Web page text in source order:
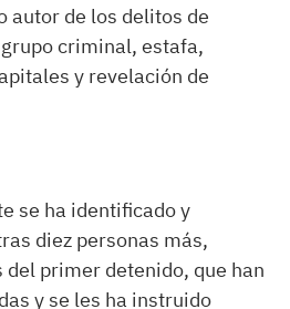
autor de los delitos de
criminal, estafa,
y revelación de
se ha identificado y
diez personas más,
primer detenido, que han
y se les ha instruido